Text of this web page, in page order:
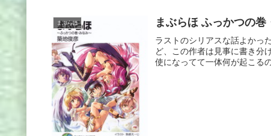
まぶらほ まぶらほ ふっかつの
ラストのシリアスな話よかっ
ど、この作者は見事に書き分
使になってて一体何が起こる